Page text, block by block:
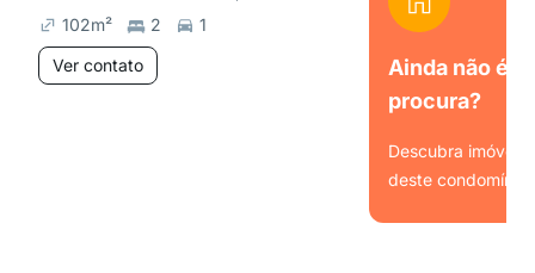
102m² 2
1
Ver contato
Ainda não é
procura?
Descubra imóveis
deste condomínio.